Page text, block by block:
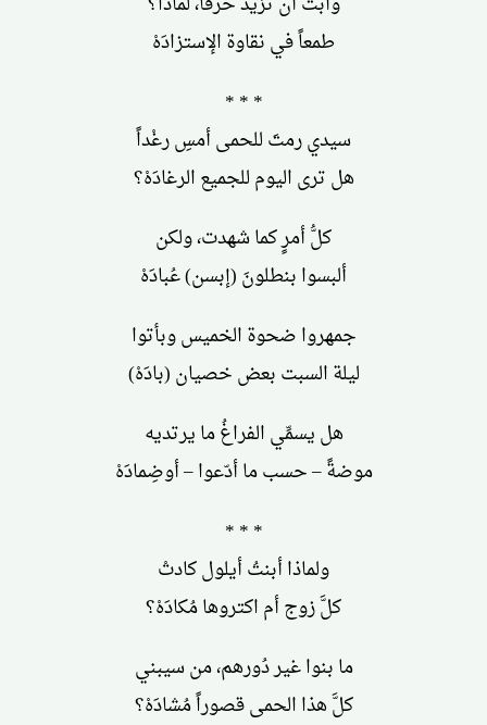
طمعاً في نقاوة الإستزادَهْ
* * *
سيدي رمتَ للحمى أمسِ رغْداً
هل ترى اليوم للجميع الرغادَهْ؟
كلُّ أمرٍ كما شهدت، ولكن
ألبسوا بنطلونَ (إبسن) عُبادَهْ
جمهروا ضحوة الخميس وبأتوا
ليلة السبت بعض خصيان (بادَهْ)
هل يسمِّي الفراغُ ما يرتديه
موضةً – حسب ما أدّعوا – أوضِمادَهْ
* * *
ولماذا أبنتُ أيلول كادتْ
كلَّ زوج أم اكتروها مُكادَهْ؟
ما بنوا غير دُورهم، من سيبني
كلَّ هذا الحمى قصوراً مُشادَهْ؟